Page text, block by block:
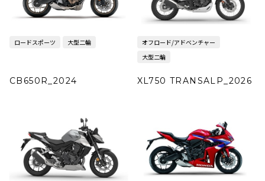
ロードスポーツ 大型二輪
CB650R_2024
オフロード/アドベンチャー
大型二輪
XL750 TRANSALP_2026